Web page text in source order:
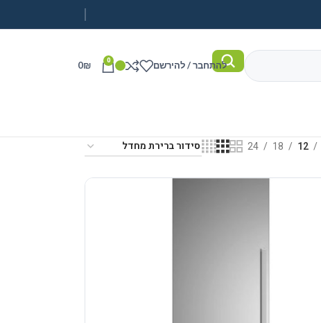
להתחבר / להירשם 0
0₪
12
18
24